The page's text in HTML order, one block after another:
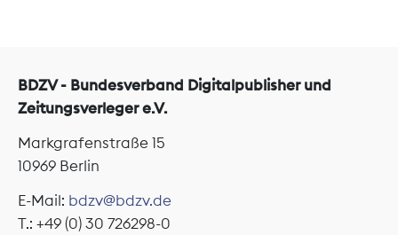
BDZV - Bundesverband Digitalpublisher und
Zeitungsverleger e.V.
Markgrafenstraße 15
10969 Berlin
E-Mail: bdzv@bdzv.de
T.: +49 (0) 30 726298-0